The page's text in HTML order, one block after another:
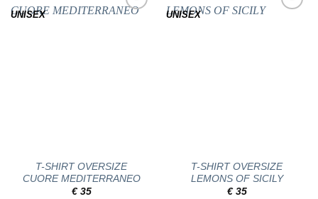
UNISEX
T-SHIRT OVERSIZE
CUORE MEDITERRANEO
€35
UNISEX
T-SHIRT OVERSIZE
LEMONS OF SICILY
€35